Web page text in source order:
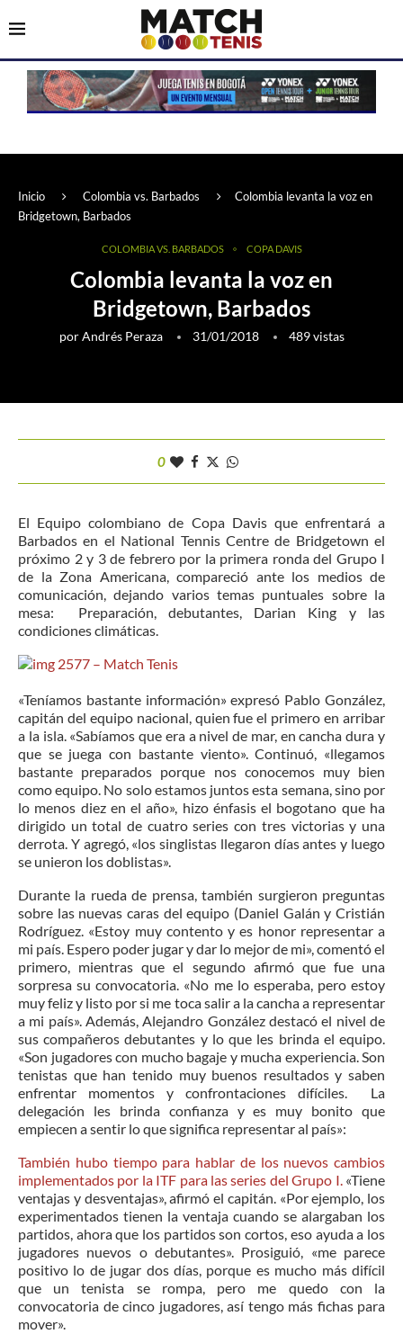
Inicio Colombia vs. Barbados
Colombia levanta la voz en
Bridgetown, Barbados
COLOMBIA VS. BARBADOS COPA DAVIS
Colombia levanta la voz en
Bridgetown, Barbados
porAndrés Peraza 31/01/2018 489vistas
0
El Equipo colombiano de Copa Davis que enfrentará a
Barbados en el National Tennis Centre de Bridgetown el
próximo 2 y 3 de febrero por la primera ronda del Grupo I
de la Zona Americana, compareció ante los medios de
comunicación, dejando varios temas puntuales sobre la
mesa: Preparación, debutantes, Darian King y las
condiciones climáticas.
«Teníamos bastante información» expresó Pablo González,
capitán del equipo nacional, quien fue el primero en arribar
a la isla. «Sabíamos que era a nivel de mar, en cancha dura y
que se juega con bastante viento». Continuó, «llegamos
bastante preparados porque nos conocemos muy bien
como equipo. No solo estamos juntos esta semana, sino por
lo menos diez en el año», hizo énfasis el bogotano que ha
dirigido un total de cuatro series con tres victorias y una
derrota. Y agregó, «los singlistas llegaron días antes y luego
se unieron los doblistas».
Durante la rueda de prensa, también surgieron preguntas
sobre las nuevas caras del equipo (Daniel Galán y Cristián
Rodríguez. «Estoy muy contento y es honor representar a
mi país. Espero poder jugar y dar lo mejor de mi», comentó el
primero, mientras que el segundo afirmó que fue una
sorpresa su convocatoria. «No me lo esperaba, pero estoy
muy feliz y listo por si me toca salir a la cancha a representar
a mi país». Además, Alejandro González destacó el nivel de
sus compañeros debutantes y lo que les brinda el equipo.
«Son jugadores con mucho bagaje y mucha experiencia. Son
tenistas que han tenido muy buenos resultados y saben
enfrentar momentos y confrontaciones difíciles. La
delegación les brinda confianza y es muy bonito que
empiecen a sentir lo que significa representar al país»:
También hubo tiempo para hablar de los nuevos cambios
implementados por la ITF para las series del Grupo I.«Tiene
ventajas y desventajas», afirmó el capitán. «Por ejemplo, los
experimentados tienen la ventaja cuando se alargaban los
partidos, ahora que los partidos son cortos, eso ayuda a los
jugadores nuevos o debutantes». Prosiguió, «me parece
positivo lo de jugar dos días, porque es mucho más difícil
que un tenista se rompa, pero me quedo con la
convocatoria de cinco jugadores, así tengo más fichas para
mover».